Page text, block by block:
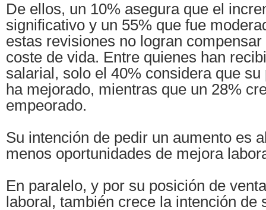
De ellos, un 10% asegura que el
significativo y un 55% que fue
estas revisiones no logran
coste de vida. Entre quienes han
salarial, solo el 40% considera que
ha mejorado, mientras que un 28%
empeorado.
Su intención de pedir un aumento es
menos oportunidades de mejora
En paralelo, y por su posición de
laboral, también crece la intención de